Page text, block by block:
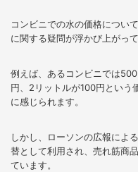
コンビニでの水の価格につい
に関する疑問が浮かび上がって
例えば、あるコンビニでは
円、2リットルが100円という
に感じられます。
しかし、ローソンの広報によ
替として利用され、売れ筋商
ています。